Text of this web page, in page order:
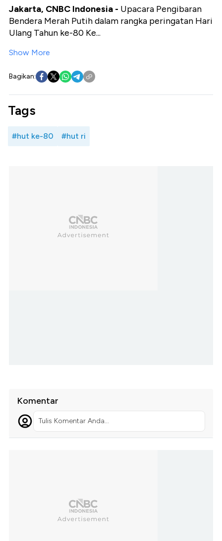
Jakarta, CNBC Indonesia - Upacara Pengibaran
Bendera Merah Putih dalam rangka peringatan Hari
Ulang Tahun ke-80 Ke...
Show More
Bagikan:
Tags
#hut ke-80 #hut ri
Komentar
Tulis Komentar Anda...